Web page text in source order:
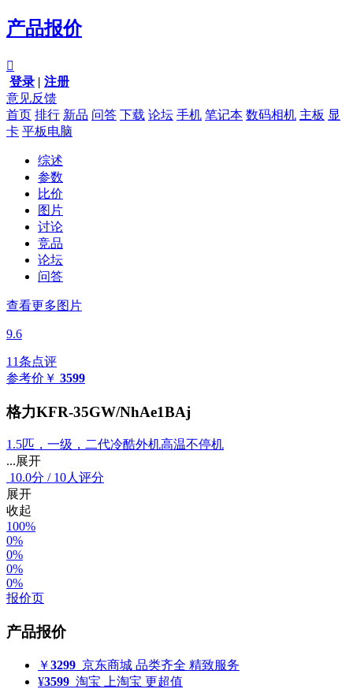
产品报价

登录 | 注册
意见反馈
首页 排行 新品 问答 下载 论坛 手机 笔记本 数码相机 主板 显
卡 平板电脑
综述
参数
比价
图片
讨论
竞品
论坛
问答
查看更多图片
9.6
11条点评
参考价 ￥ 3599
格力KFR-35GW/NhAe1BAj
1.5匹，一级，二代冷酷外机高温不停机
...展开
10.0分 / 10人评分
展开
收起
100%
0%
0%
0%
0%
报价页
产品报价
￥3299 京东商城 品类齐全 精致服务
¥3599 淘宝
上淘宝 更超值